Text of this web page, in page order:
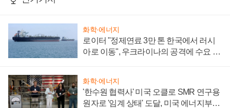
화학·에너지
로이터 "정제연료 3만 톤 한국에서 러시
아로 이동", 우크라이나의 공격에 수요 늘
화학·에너지
'한수원 협력사' 미국 오클로 SMR 연구용
원자로 '임계 상태' 도달, 미국 에너지부